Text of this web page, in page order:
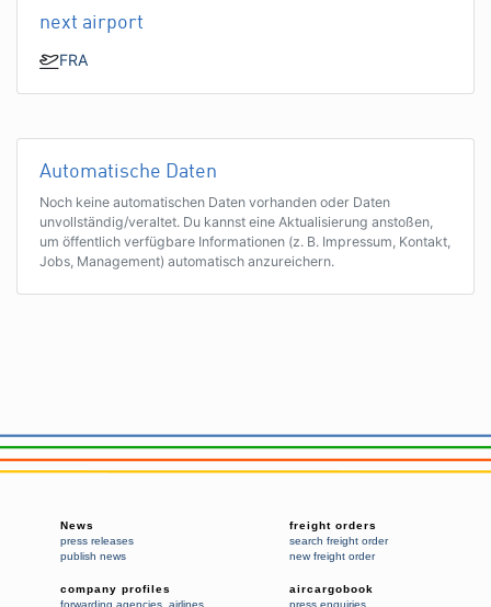
next airport
FRA
Automatische Daten
Noch keine automatischen Daten vorhanden oder Daten
unvollständig/veraltet. Du kannst eine Aktualisierung anstoßen,
um öffentlich verfügbare Informationen (z. B. Impressum, Kontakt,
Jobs, Management) automatisch anzureichern.
News
press releases
publish news
freight orders
search freight order
new freight order
company profiles
forwarding agencies airlines
aircargobook
press enquiries